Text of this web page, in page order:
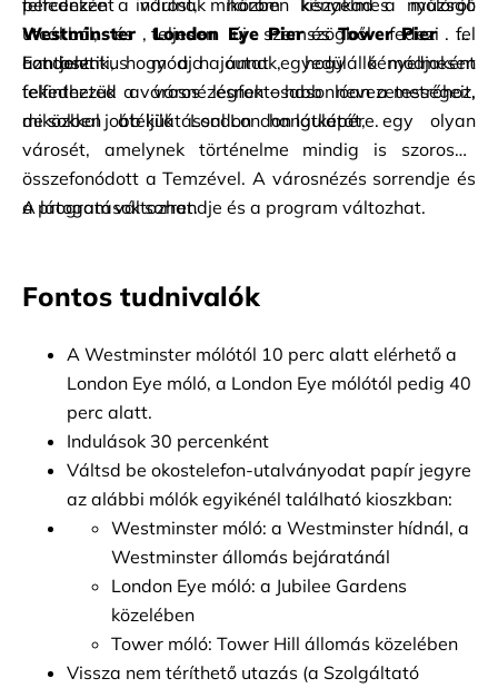
felfedezze a várost, miközben kiszakad a nyüzsgő
utcákból, és teljesen új szemszögből fedezi fel
Londont.
percenként indulnak három kényelmes mólóról:
Westminster , London Eye Pier és Tower Pier . Ez
azt jelenti, hogy a hajóutat egyedülálló módjaként
tekintheted a városnézésnek – hasonlóan a metróhoz,
de sokkal jobb kilátással London látképére.
Fantasztikus módja annak, hogy kényelmesen
felfedezzük a város legfontosabb nevezetességeit,
miközben átéljük London hangulatát, egy olyan
városét, amelynek történelme mindig is szorosan
összefonódott a Temzével. A városnézés sorrendje és
a program változhat.
A látogatások sorrendje és a program változhat.
Fontos tudnivalók
A Westminster mólótól 10 perc alatt elérhető a
London Eye móló, a London Eye mólótól pedig 40
perc alatt.
Indulások 30 percenként
Váltsd be okostelefon-utalványodat papír jegyre
az alábbi mólók egyikénél található kioszkban:
Westminster móló: a Westminster hídnál, a
Westminster állomás bejáratánál
London Eye móló: a Jubilee Gardens
közelében
Tower móló: Tower Hill állomás közelében
Vissza nem téríthető utazás (a Szolgáltató